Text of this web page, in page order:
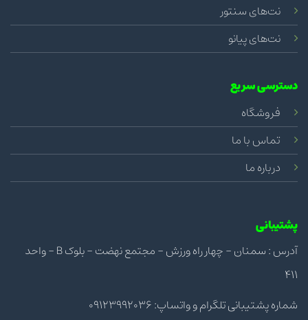
نت‌های سنتور
نت‌های پیانو
دسترسی سریع
فروشگاه
تماس با ما
درباره ما
پشتیبانی
آدرس : سمنان - چهار راه ورزش - مجتمع نهضت - بلوک B - واحد
411
شماره پشتیبانی تلگرام و واتساپ: 09123992036